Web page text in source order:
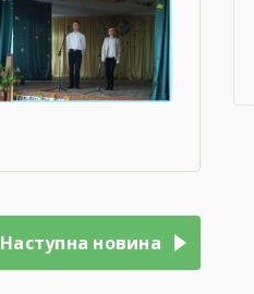
Наступна новина